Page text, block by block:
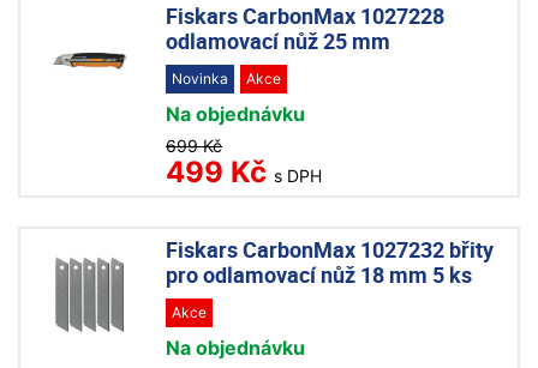
Fiskars CarbonMax 1027228
odlamovací nůž 25 mm
Novinka Akce
Na objednávku
699 Kč
499 Kč s DPH
Fiskars CarbonMax 1027232 břity
pro odlamovací nůž 18 mm 5 ks
Akce
Na objednávku